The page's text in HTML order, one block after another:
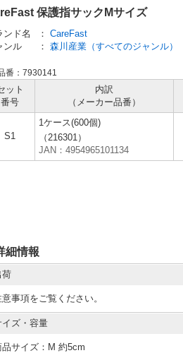
保護指サックMサイズ
ンド名 ： CareFast
ンル
： 森川産業（すべてのジャンル）
番：7930141
ット
番号
内訳
（メーカー品番）
S1
1ケース(600個)
（216301）
JAN：4954965101134
細情報
荷
意事項をご覧ください。
イズ・容量
品サイズ：M 約5cm